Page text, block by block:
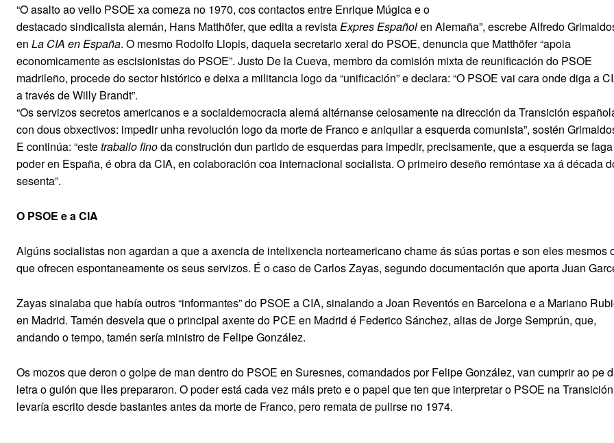
“O asalto ao vello PSOE xa comeza no 1970, cos contactos entre Enrique Múgica e o
destacado sindicalista alemán, Hans Matthöfer, que edita a revistaExpres Españolen Alemaña”, escrebe Alfredo
en La CIA en España. O mesmo Rodolfo Llopis, daquela secretario xeral do PSOE, denuncia que Matthöfer “apoia
economicamente as escisionistas do PSOE”. Justo De la Cueva, membro da comisión mixta de reunificación do PSOE
madrileño, procede do sector histórico e deixa a militancia logo da “unificación” e declara: “O PSOE vai cara onde diga a
a través de Willy Brandt”.
“Os servizos secretos americanos e a socialdemocracia alemá altérnanse celosamente na dirección da Transición
con dous obxectivos: impedir unha revolución logo da morte de Franco e aniquilar a esquerda comunista”, sostén
E continúa: “estetraballo finoda construción dun partido de esquerdas para impedir, precisamente, que a esquerda se
poder en España, é obra da CIA, en colaboración coa internacional socialista. O primeiro deseño remóntase xa á década
sesenta”.
O PSOE e a CIA
Algúns socialistas non agardan a que a axencia de intelixencia norteamericano chame ás súas portas e son eles mesmos
que ofrecen espontaneamente os seus servizos. É o caso de Carlos Zayas, segundo documentación que aporta Juan
Zayas sinalaba que había outros “informantes” do PSOE a CIA, sinalando a Joan Reventós en Barcelona e a Mariano
en Madrid. Tamén desvela que o principal axente do PCE en Madrid é Federico Sánchez, alias de Jorge Semprún, que,
andando o tempo, tamén sería ministro de Felipe González.
Os mozos que deron o golpe de man dentro do PSOE en Suresnes, comandados por Felipe González, van cumprir ao pe
letra o guión que lles prepararon. O poder está cada vez máis preto e o papel que ten que interpretar o PSOE na Transición
levaría escrito desde bastantes antes da morte de Franco, pero remata de pulirse no 1974.